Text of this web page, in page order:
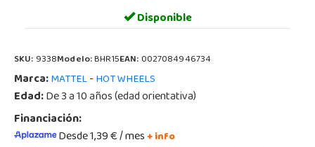
Disponible
SKU:9338Modelo:BHR15EAN:0027084946734
Marca:MATTEL-HOT WHEELS
Edad:De 3 a 10 años (edad orientativa)
Financiación:
Desde 1,39 € / mes+ info